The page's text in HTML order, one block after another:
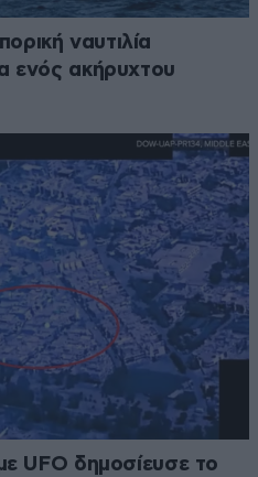
ναυτιλία
ενός ακήρυχτου
UFO δημοσίευσε το